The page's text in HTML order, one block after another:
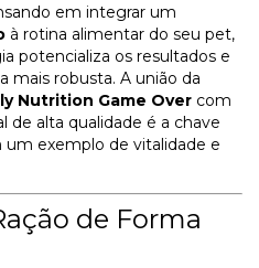
em integrar um
à rotina alimentar do seu pet,
potencializa os resultados e
mais robusta. A união da
Nutrition Game Over com
alta qualidade é a chave
um exemplo de vitalidade e
de Forma